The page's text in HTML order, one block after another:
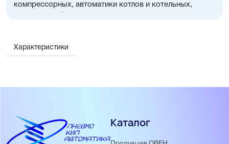
компрессорных, автоматики котлов и котельных,
Характеристики
Каталог